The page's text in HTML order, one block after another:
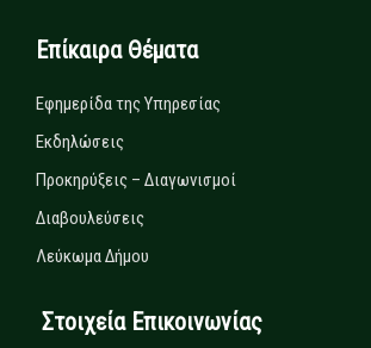
Επίκαιρα Θέματα
Εφημερίδα της Υπηρεσίας
Εκδηλώσεις
Προκηρύξεις – Διαγωνισμοί
Διαβουλεύσεις
Λεύκωμα Δήμου
Στοιχεία Επικοινωνίας